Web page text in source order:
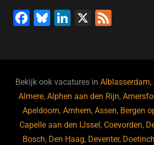
F
b
o
o
k
Bl
ky
Li
dI
n
X
Bekijk ook vacatures inAlblasserdam,
Almere,Alphen aan den Rijn,
Apeldoorn,Arnhem,Assen, Bergen
Capelle aan den IJssel , Coevorden,
Bosch, Den Haag, Deventer,